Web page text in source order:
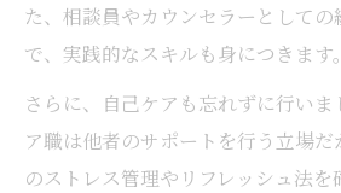
た、相談員やカウンセラーとしての
で、実践的なスキルも身につきます。
さらに、自己ケアも忘れずに行いま
ア職は他者のサポートを行う立場
のストレス管理やリフレッシュ法